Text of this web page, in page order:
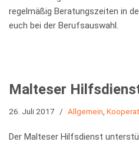
regelmäßig Beratungszeiten in
euch bei der Berufsauswahl.
Malteser
26. Juli 2017 Allgemein
Der Malteser Hilfsdienst